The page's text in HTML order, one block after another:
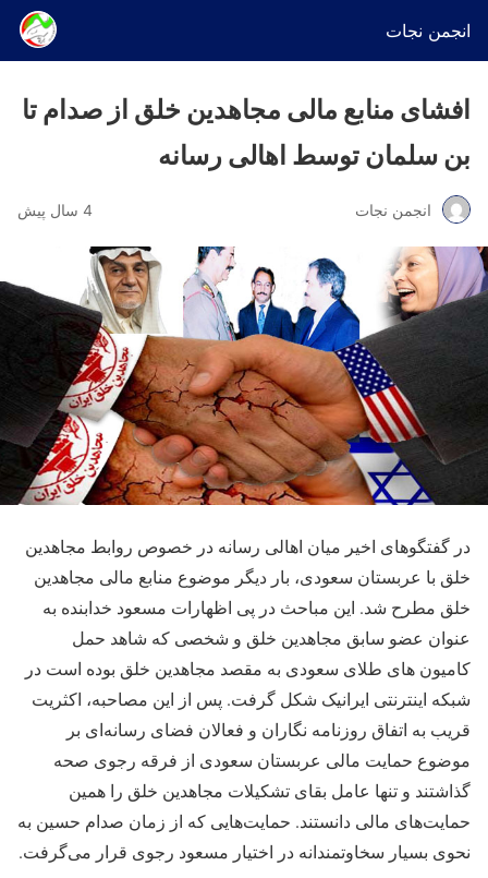
انجمن نجات
افشای منابع مالی مجاهدین خلق از صدام تا
بن سلمان توسط اهالی رسانه
انجمن نجات 4 سال پیش
در گفتگوهای اخیر میان اهالی رسانه در خصوص روابط مجاهدین
خلق با عربستان سعودی، بار دیگر موضوع منابع مالی مجاهدین
خلق مطرح شد. این مباحث در پی اظهارات مسعود خدابنده به
عنوان عضو سابق مجاهدین خلق و شخصی که شاهد حمل
کامیون های طلای سعودی به مقصد مجاهدین خلق بوده است در
شبکه اینترنتی ایرانیک شکل گرفت. پس از این مصاحبه، اکثریت
قریب به اتفاق روزنامه نگاران و فعالان فضای رسانه‌ای بر
موضوع حمایت مالی عربستان سعودی از فرقه رجوی صحه
گذاشتند و تنها عامل بقای تشکیلات مجاهدین خلق را همین
حمایت‌های مالی دانستند. حمایت‌هایی که از زمان صدام حسین به
نحوی بسیار سخاوتمندانه در اختیار مسعود رجوی قرار می‌گرفت.